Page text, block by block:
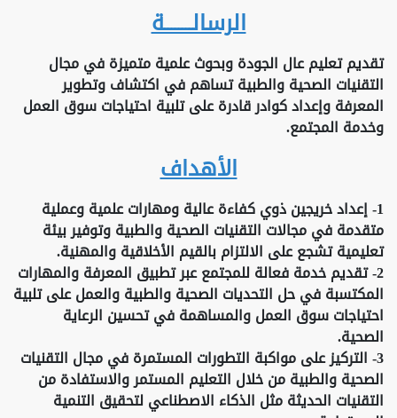
الرسالــــــــة
تقديم تعليم عال الجودة وبحوث علمية متميزة في مجال
التقنيات الصحية والطبية تساهم في اكتشاف وتطوير
المعرفة وإعداد كوادر قادرة على تلبية احتياجات سوق العمل
وخدمة المجتمع.
الأهداف
1- إعداد خريجين ذوي كفاءة عالية ومهارات علمية وعملية
متقدمة في مجالات التقنيات الصحية والطبية وتوفير بيئة
تعليمية تشجع على الالتزام بالقيم الأخلاقية والمهنية.
2- تقديم خدمة فعالة للمجتمع عبر تطبيق المعرفة والمهارات
المكتسبة في حل التحديات الصحية والطبية والعمل على تلبية
احتياجات سوق العمل والمساهمة في تحسين الرعاية
الصحية.
3- التركيز على مواكبة التطورات المستمرة في مجال التقنيات
الصحية والطبية من خلال التعليم المستمر والاستفادة من
التقنيات الحديثة مثل الذكاء الاصطناعي لتحقيق التنمية